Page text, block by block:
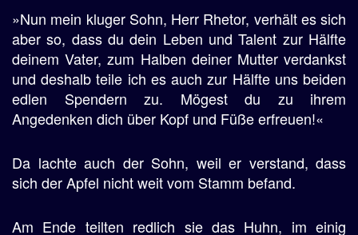
»Nun mein kluger Sohn, Herr Rhetor, verhält es sich
aber so, dass du dein Leben und Talent zur Hälfte
deinem Vater, zum Halben deiner Mutter verdankst
und deshalb teile ich es auch zur Hälfte uns beiden
edlen Spendern zu. Mögest du zu ihrem
Angedenken dich über Kopf und Füße erfreuen!«
Da lachte auch der Sohn, weil er verstand, dass
sich der Apfel nicht weit vom Stamm befand.
Am Ende teilten redlich sie das Huhn, im einig